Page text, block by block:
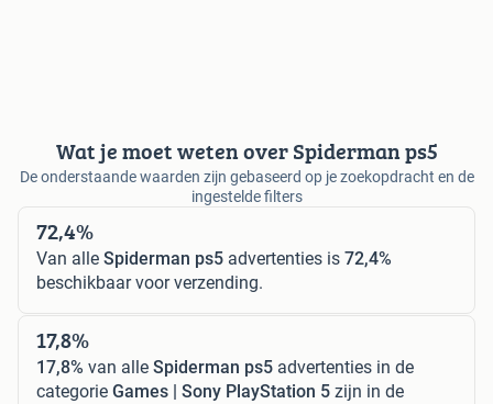
Wat je moet weten over Spiderman ps5
De onderstaande waarden zijn gebaseerd op je zoekopdracht en de
ingestelde filters
72,4%
Van alle Spiderman ps5 advertenties is 72,4%
beschikbaar voor verzending.
17,8%
17,8% van alle Spiderman ps5 advertenties in de
categorie Games | Sony PlayStation 5 zijn in de